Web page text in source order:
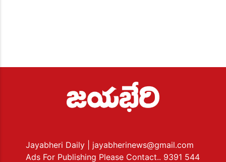
Jayabheri Daily
| jayabherinews@gmail.com
Ads For Publishing Please Contact.. 9391 544